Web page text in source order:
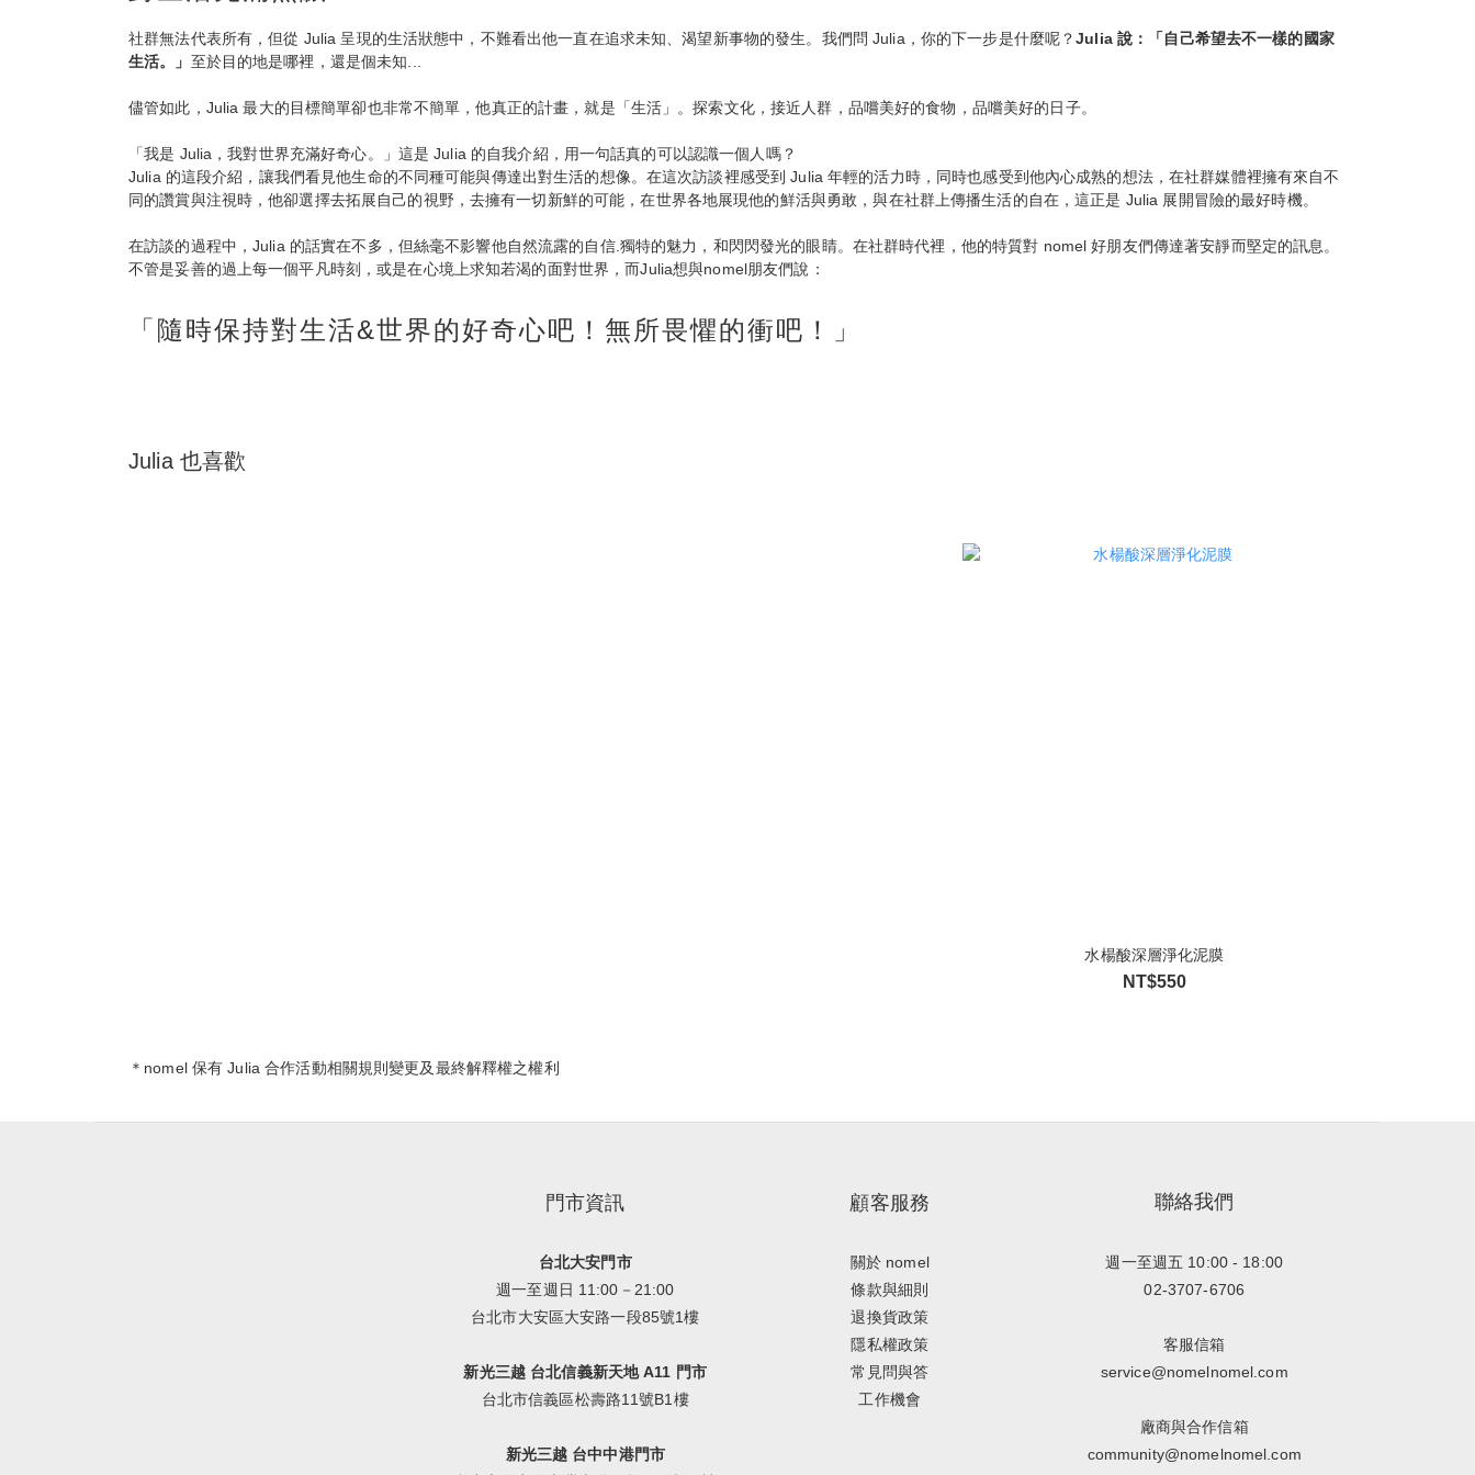
社群無法代表所有，但從 Julia 呈現的生活狀態中，不難看出他一直在追求未知、渴望新事物的發生。我們問 Julia，你的下一步是什麼呢？Julia 說：「自己希望去不一樣的國家
生活。」 至於目的地是哪裡，還是個未知...
儘管如此，Julia 最大的目標簡單卻也非常不簡單，他真正的計畫，就是「生活」。探索文化，接近人群，品嚐美好的食物，品嚐美好的日子。
「我是 Julia，我對世界充滿好奇心。」這是 Julia 的自我介紹，用一句話真的可以認識一個人嗎？
Julia 的這段介紹，讓我們看見他生命的不同種可能與傳達出對生活的想像。在這次訪談裡感受到 Julia 年輕的活力時，同時也感受到他內心成熟的想法，在社群媒體裡擁有來自不
同的讚賞與注視時，他卻選擇去拓展自己的視野，去擁有一切新鮮的可能，在世界各地展現他的鮮活與勇敢，與在社群上傳播生活的自在，這正是 Julia 展開冒險的最好時機。
在訪談的過程中，Julia 的話實在不多，但絲毫不影響他自然流露的自信.獨特的魅力，和閃閃發光的眼睛。在社群時代裡，他的特質對 nomel 好朋友們傳達著安靜而堅定的訊息。
不管是妥善的過上每一個平凡時刻，或是在心境上求知若渴的面對世界，而Julia想與nomel朋友們說：
「隨時保持對生活&世界的好奇心吧！無所畏懼的衝吧！」
Julia 也喜歡
水楊酸深層淨化泥膜
NT$550
＊nomel 保有 Julia 合作活動相關規則變更及最終解釋權之權利
門市資訊
台北大安門市
週一至週日 11:00－21:00
台北市大安區大安路一段85號1樓
新光三越 台北信義新天地 A11 門市
台北市信義區松壽路11號B1樓
新光三越 台中中港門市
顧客服務
關於 nomel
條款與細則
退換貨政策
隱私權政策
常見問與答
工作機會
聯絡我們
週一至週五 10:00 - 18:00
02-3707-6706
客服信箱
service@nomelnomel.com
廠商與合作信箱
community@nomelnomel.com